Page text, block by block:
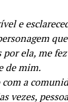
e
ela, me
de mim.
a
vezes,